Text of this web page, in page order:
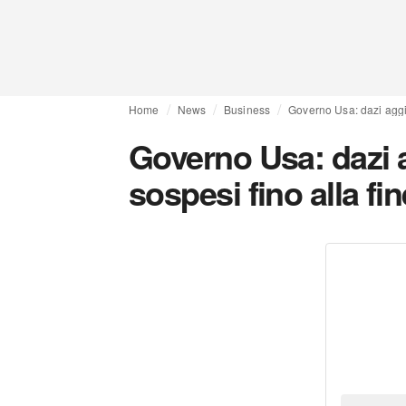
Home News Business Governo Usa: dazi
Governo Usa:
sospesi fino alla